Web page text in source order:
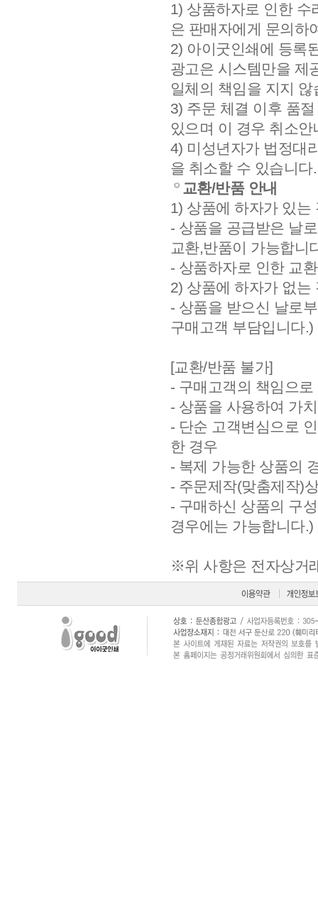
1) 상품하자로 인한 수
은 판매자에게 문의하
2) 아이굿인쇄에 등록
광고은 시스템만을 제
일체의 책임을 지지 않
3) 주문 체결 이후 품
있으며 이 경우 취소
4) 미성년자가 법정대
을 취소할 수 있습니다.
교환/반품 안내
1) 상품에 하자가 있는
- 상품을 공급받은 날
교환,반품이 가능합니
- 상품하자로 인한 교
2) 상품에 하자가 없는
- 상품을 받으신 날로
구매고객 부담입니다.)
[교환/반품 불가]
- 구매고객의 책임으
- 상품을 사용하여 가
- 단순 고객변심으로
한 경우
- 복제 가능한 상품의
- 주문제작(맞춤제작)
- 구매하신 상품의 구
경우에는 가능합니다.)
※위 사항은 전자상거